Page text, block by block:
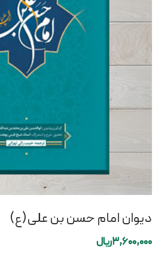
دیوان امام حسن بن علی(ع)
3,600,000ریال